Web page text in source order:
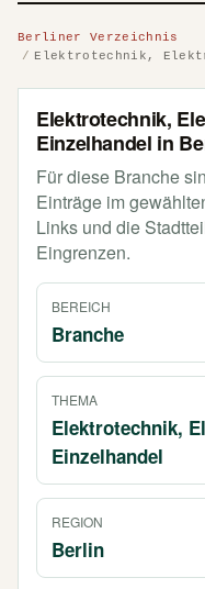
Berliner Verzeichnis
Elektrotechnik,
Elektrotechnik,
Einzelhandel in
Für diese Branche
Einträge im
Links und die
Eingrenzen.
BEREICH
Branche
THEMA
Elektrotechnik,
Einzelhandel
REGION
Berlin